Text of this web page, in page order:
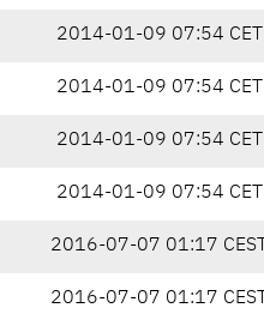
2014-01-09 07:54 CET
2014-01-09 07:54 CET
2014-01-09 07:54 CET
2014-01-09 07:54 CET
2016-07-07 01:17 CEST
2016-07-07 01:17 CEST